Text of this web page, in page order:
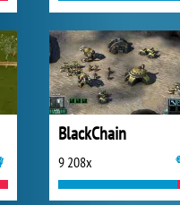
BlackChain
9 208x